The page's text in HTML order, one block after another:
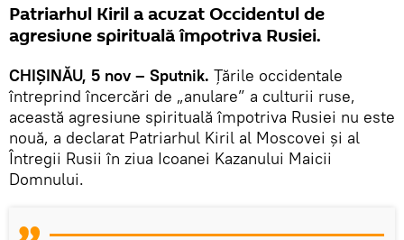
Patriarhul Kiril a acuzat Occidentul de
agresiune spirituală împotriva Rusiei.
CHIȘINĂU, 5 nov – Sputnik. Țările occidentale
întreprind încercări de „anulare” a culturii ruse,
această agresiune spirituală împotriva Rusiei nu este
nouă, a declarat Patriarhul Kiril al Moscovei și al
Întregii Rusii în ziua Icoanei Kazanului Maicii
Domnului.